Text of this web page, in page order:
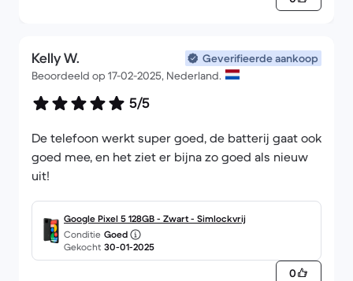
Kelly W.
Geverifieerde aankoop
Beoordeeld op 17-02-2025, Nederland.
5/5
De telefoon werkt super goed, de batterij gaat ook
goed mee, en het ziet er bijna zo goed als nieuw
uit!
Google Pixel 5 128GB - Zwart - Simlockvrij
Conditie Goed
Gekocht 30-01-2025
0